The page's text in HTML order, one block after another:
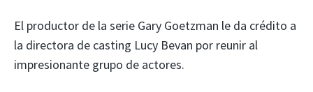
El productor de la serie Gary Goetzman le da crédito a
la directora de casting Lucy Bevan por reunir al
impresionante grupo de actores.